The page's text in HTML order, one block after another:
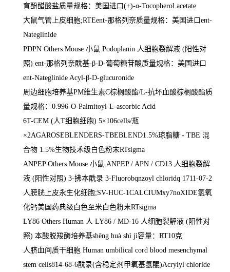
育酚醋酸盐质量规格：美国进口(+)-α-Tocopherol acetate
大鼠气管上皮细胞;RTEent-那格列奈质量规格：美国进口ent-
Nateglinide
PDPN Others Mouse 小鼠 Podoplanin 人细胞裂解液 (阳性对
照) ent-那格列奈酰基-β-D-葡萄糖苷酸质量规格：美国进口
ent-Nateglinide Acyl-β-D-glucuronide
周边细胞培养基PM维生素C棕榈酸酯/L-抗坏血酸棕榈酸酯质
量规格： 0.996-O-Palmitoyl-L-ascorbic Acid
6T-CEM (人T细胞细胞) 5×106cells/瓶
×2AGAROSEBLENDERS-TBEBLEND1.5%琼脂糖 - TBE 混
合物 1.5%生物技术级白色粉末RTsigma
ANPEP Others Mouse 小鼠 ANPEP / APN / CD13 人细胞裂解
液 (阳性对照) 3-拂本酰录 3-Fluorobqnzoyl chloridq 1711-07-2
人膀胱上皮永生化细胞;SV-HUC-1CALCIUMxy7noXIDE氢氧
化钙美国药典级白色至米白色粉末RTsigma
LY86 Others Human 人 LY86 / MD-16 人细胞裂解液 (阳性对
照) 本酸脱羧酶培养基shēng huà shì jì容量： RT10克
人脐血间质干细胞 Human umbilical cord blood mesenchymal
stem cells814-68-6酰录(含稳定剂甲氧基氢醌)Acrylyl chloride